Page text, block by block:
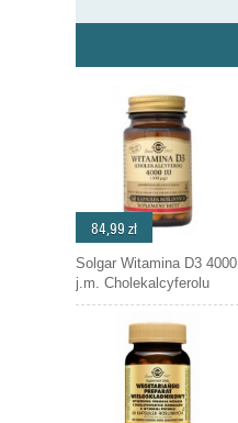
84,99 zł
Solgar Witamina D3 4000
j.m. Cholekalcyferolu